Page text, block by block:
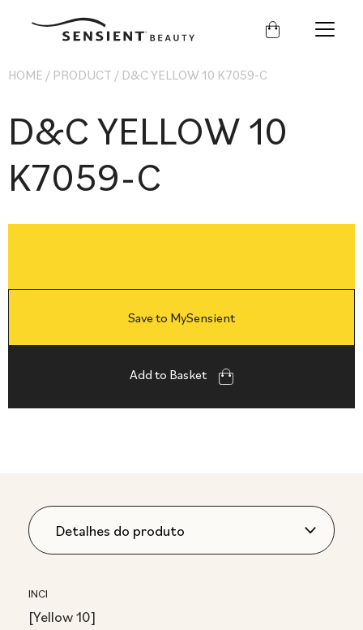
Sensient
HOME / PRODUCT / D&C YELLOW 10 K7059-C
D&C YELLOW 10
K7059-C
Save to MySensient
Add to Basket
INCI
[Yellow 10]